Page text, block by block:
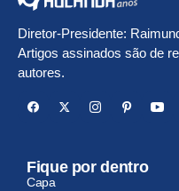
Diretor-Presidente:
Artigos assinados são de
autores.
Fique por dentro
Capa